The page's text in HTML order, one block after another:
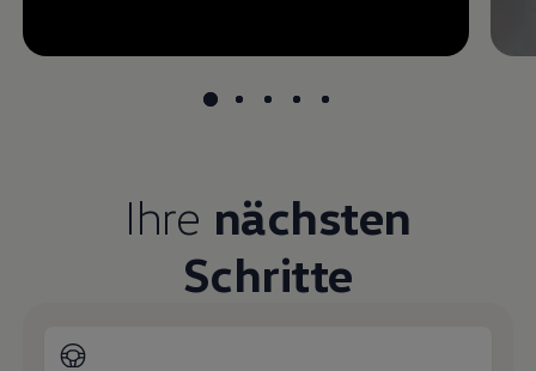
Ihre nächsten
Schritte